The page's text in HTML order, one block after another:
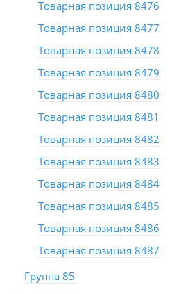
Товарная позиция 8476
Товарная позиция 8477
Товарная позиция 8478
Товарная позиция 8479
Товарная позиция 8480
Товарная позиция 8481
Товарная позиция 8482
Товарная позиция 8483
Товарная позиция 8484
Товарная позиция 8485
Товарная позиция 8486
Товарная позиция 8487
Группа 85